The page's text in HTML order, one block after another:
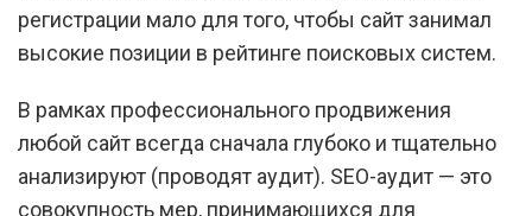
регистрации мало для того, чтобы сайт занимал
высокие позиции в рейтинге поисковых систем.
В рамках профессионального продвижения
любой сайт всегда сначала глубоко и тщательно
анализируют (проводят аудит). SEO-аудит — это
совокупность мер, принимающихся для